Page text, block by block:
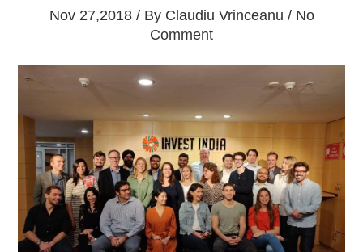
Nov 27,2018 / By Claudiu Vrinceanu / No
Comment